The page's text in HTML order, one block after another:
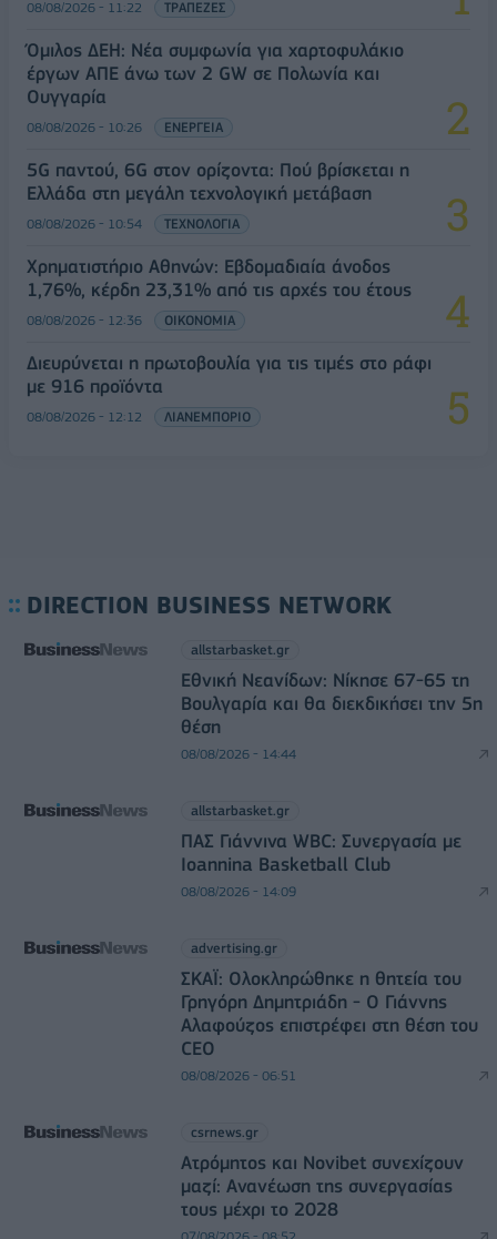
08/08/2026 - 11:22 ΤΡΑΠΕΖΕΣ
Όμιλος ΔΕΗ: Νέα συμφωνία για χαρτοφυλάκιο
έργων ΑΠΕ άνω των 2 GW σε Πολωνία και
Ουγγαρία
08/08/2026 - 10:26 ΕΝΕΡΓΕΙΑ
5G παντού, 6G στον ορίζοντα: Πού βρίσκεται η
Ελλάδα στη μεγάλη τεχνολογική μετάβαση
08/08/2026 - 10:54 ΤΕΧΝΟΛΟΓΙΑ
Χρηματιστήριο Αθηνών: Εβδομαδιαία άνοδος
1,76%, κέρδη 23,31% από τις αρχές του έτους
08/08/2026 - 12:36 ΟΙΚΟΝΟΜΙΑ
Διευρύνεται η πρωτοβουλία για τις τιμές στο ράφι
με 916 προϊόντα
08/08/2026 - 12:12 ΛΙΑΝΕΜΠΟΡΙΟ
DIRECTION BUSINESS NETWORK
allstarbasket.gr
Εθνική Νεανίδων: Νίκησε 67-65 τη
Βουλγαρία και θα διεκδικήσει την 5η
θέση
08/08/2026 - 14:44
allstarbasket.gr
ΠΑΣ Γιάννινα WBC: Συνεργασία με
Ioannina Basketball Club
08/08/2026 - 14:09
advertising.gr
ΣΚΑΪ: Ολοκληρώθηκε η θητεία του
Γρηγόρη Δημητριάδη - Ο Γιάννης
Αλαφούζος επιστρέφει στη θέση του
CEO
08/08/2026 - 06:51
csrnews.gr
Ατρόμητος και Novibet συνεχίζουν
μαζί: Ανανέωση της συνεργασίας
τους μέχρι το 2028